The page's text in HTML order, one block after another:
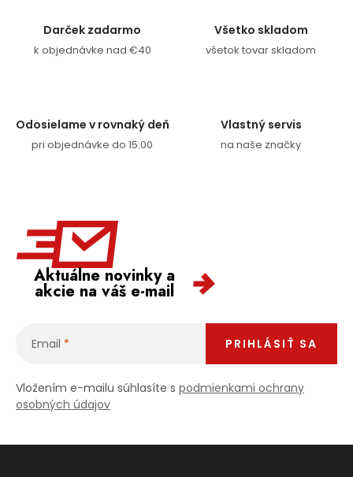
Darček zadarmo
k objednávke nad €40
Všetko skladom
všetok tovar skladom
Odosielame v rovnaký deň
pri objednávke do 15:00
Vlastný servis
na naše značky
Aktuálne novinky a
akcie na váš e-mail
Email
Vložením e-mailu súhlasíte s podmienkami ochrany
osobných údajov
PRIHLÁSIŤ SA